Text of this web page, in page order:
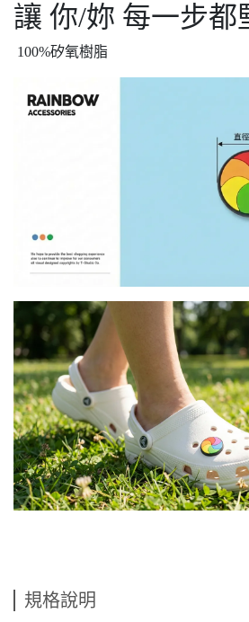
讓 你/妳 每一步都
100%矽氧樹脂
規格說明